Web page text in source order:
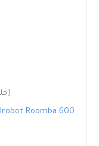
(4500mAh, 14.4V, 12 خلايا)
بطارية Irobot Roomba 600